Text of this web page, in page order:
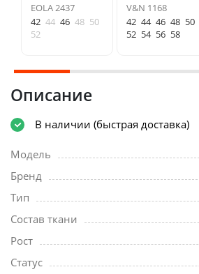
EOLA 2437
42 44 46 48 50
52
V&N 1168
42 44 46 48 50
52 54 56 58
Описание
В наличии (быстрая доставка)
Модель
Бренд
Тип
Состав ткани
Рост
Статус